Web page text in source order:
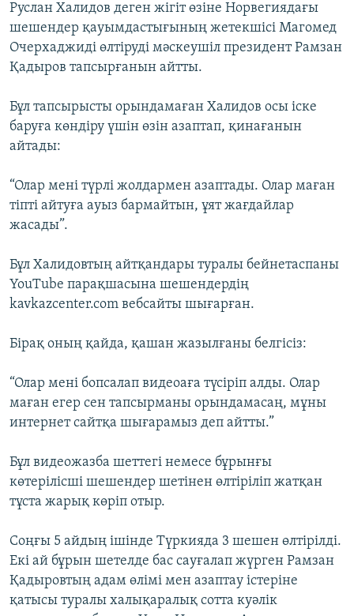
Руслан Халидов деген жігіт өзіне Норвегиядағы
шешендер қауымдастығының жетекшісі Магомед
Очерхаджиді өлтіруді мәскеушіл президент Рамзан
Қадыров тапсырғанын айтты.
Бұл тапсырысты орындамаған Халидов осы іске
баруға көндіру үшін өзін азаптап, қинағанын
айтады:
“Олар мені түрлі жолдармен азаптады. Олар маған
тіпті айтуға ауыз бармайтын, ұят жағдайлар
жасады”.
Бұл Халидовтың айтқандары туралы бейнетаспаны
YouTube парақшасына шешендердің
kavkazcenter.com вебсайты шығарған.
Бірақ оның қайда, қашан жазылғаны белгісіз:
“Олар мені бопсалап видеоаға түсіріп алды. Олар
маған егер сен тапсырманы орындамасаң, мұны
интернет сайтқа шығарамыз деп айтты.”
Бұл видеожазба шеттегі немесе бұрынғы
көтерілісші шешендер шетінен өлтіріліп жатқан
тұста жарық көріп отыр.
Соңғы 5 айдың ішінде Түркияда 3 шешен өлтірілді.
Екі ай бұрын шетелде бас сауғалап жүрген Рамзан
Қадыровтың адам өлімі мен азаптау істеріне
қатысы туралы халықаралық сотта куәлік